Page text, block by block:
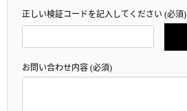
正しい検証コードを記入してください (必須)
お問い合わせ内容 (必須)